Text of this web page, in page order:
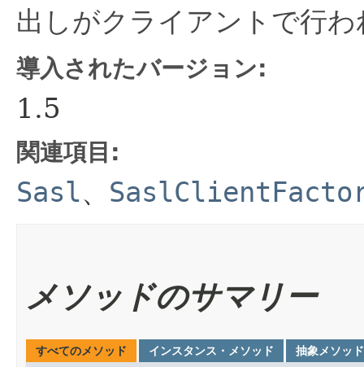
出しがクライアントで行
導入されたバージョン:
1.5
関連項目:
Sasl、
メソッドのサマリー
すべてのメソッド インスタンス・メソッド 抽象メソッド